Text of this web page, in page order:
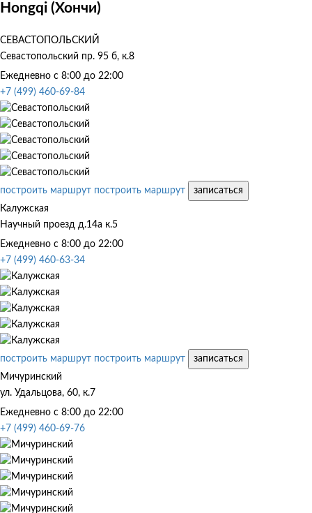
Hongqi (Хончи)
СЕВАСТОПОЛЬСКИЙ
Севастопольский пр. 95 б, к.8
Ежедневно с 8:00 до 22:00
+7 (499) 460-69-84
построить маршрут построить маршрут
записаться
Калужская
Научный проезд д.14а к.5
Ежедневно с 8:00 до 22:00
+7 (499) 460-63-34
построить маршрут построить маршрут
записаться
Мичуринский
ул. Удальцова, 60, к.7
Ежедневно с 8:00 до 22:00
+7 (499) 460-69-76